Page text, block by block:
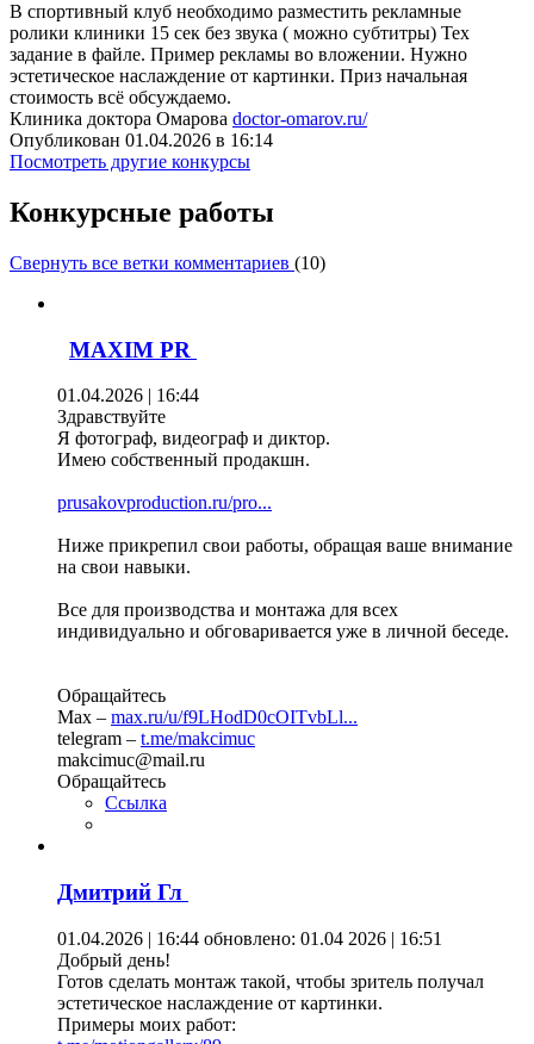
В спортивный клуб необходимо разместить рекламные
ролики клиники 15 сек без звука ( можно субтитры) Тех
задание в файле. Пример рекламы во вложении. Нужно
эстетическое наслаждение от картинки. Приз начальная
стоимость всё обсуждаемо.
Клиника доктора Омарова doctor-omarov.ru/
Опубликован 01.04.2026 в 16:14
Посмотреть другие конкурсы
Конкурсные работы
Свернуть все ветки комментариев (10)
MAXIM PR
01.04.2026 | 16:44
Здравствуйте
Я фотограф, видеограф и диктор.
Имею собственный продакшн.
prusakovproduction.ru/pro...
Ниже прикрепил свои работы, обращая ваше внимание
на свои навыки.
Все для производства и монтажа для всех
индивидуально и обговаривается уже в личной беседе.
Обращайтесь
Max – max.ru/u/f9LHodD0cOITvbLl...
telegram – t.me/makcimuc
makcimuc@mail.ru
Обращайтесь
Ссылка
Дмитрий Гл
01.04.2026 | 16:44 обновлено: 01.04 2026 | 16:51
Добрый день!
Готов сделать монтаж такой, чтобы зритель получал
эстетическое наслаждение от картинки.
Примеры моих работ: